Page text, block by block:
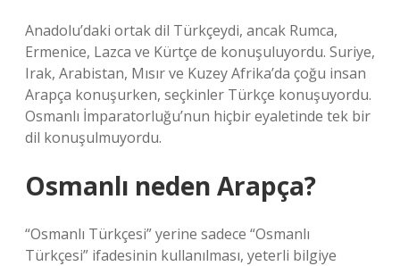
Anadolu’daki ortak dil Türkçeydi, ancak Rumca,
Ermenice, Lazca ve Kürtçe de konuşuluyordu. Suriye,
Irak, Arabistan, Mısır ve Kuzey Afrika’da çoğu insan
Arapça konuşurken, seçkinler Türkçe konuşuyordu.
Osmanlı İmparatorluğu’nun hiçbir eyaletinde tek bir
dil konuşulmuyordu.
Osmanlı neden Arapça?
“Osmanlı Türkçesi” yerine sadece “Osmanlı
Türkçesi” ifadesinin kullanılması, yeterli bilgiye